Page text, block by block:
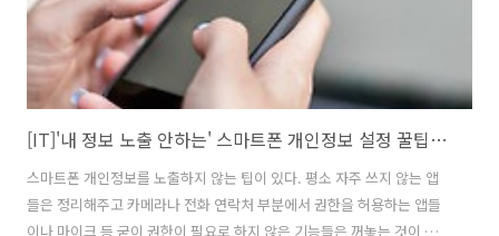
[IT]'내 정보 노출 안하는' 스마트폰 개인정보 설정 꿀팁들(내 정보 보호 꿀팁)
스마트폰 개인정보를 노출하지 않는 팁이 있다. 평소 자주 쓰지 않는 앱
들은 정리해주고 카메라나 전화 연락처 부분에서 권한을 허용하는 앱들
이나 마이크 등 굳이 권한이 필요로 하지 않은 기능들은 꺼놓는 것이 좋